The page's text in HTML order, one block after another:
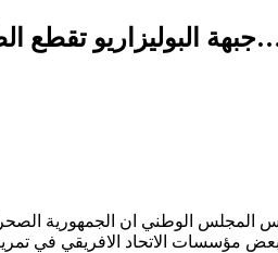
البوليزاريو تقطع
المجلس الوطني ان الجمهورية
مؤسسات الاتحاد الافريقي في